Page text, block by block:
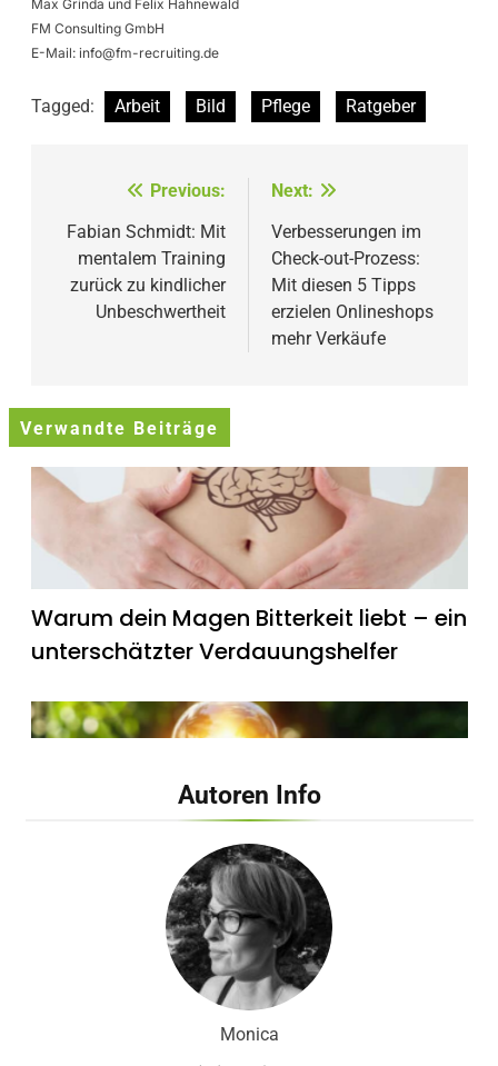
Max Grinda und Felix Hahnewald
FM Consulting GmbH
E-Mail: info@fm-recruiting.de
Tagged: Arbeit Bild Pflege Ratgeber
Beitragsnavigation
Previous:
Fabian Schmidt: Mit
mentalem Training
zurück zu kindlicher
Unbeschwertheit
Next:
Verbesserungen im
Check-out-Prozess:
Mit diesen 5 Tipps
erzielen Onlineshops
mehr Verkäufe
Verwandte Beiträge
Warum dein Magen Bitterkeit liebt – ein
unterschätzter Verdauungshelfer
Wie künstliches Licht unsere innere Uhr
Autoren Info
Monica